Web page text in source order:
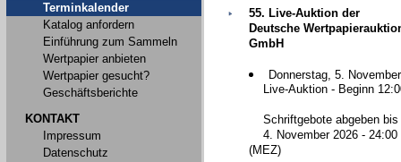
Terminkalender
Katalog anfordern
Einführung zum Sammeln
Wertpapier anbieten
Wertpapier gesucht?
Geschäftsberichte
KONTAKT
Impressum
Datenschutz
55. Live-Auktion der
Deutsche
GmbH
Donnerstag, 5.
Live-Auktion - Beginn
Schriftgebote abgeben bis
4. November 2026 - 24:00
(MEZ)